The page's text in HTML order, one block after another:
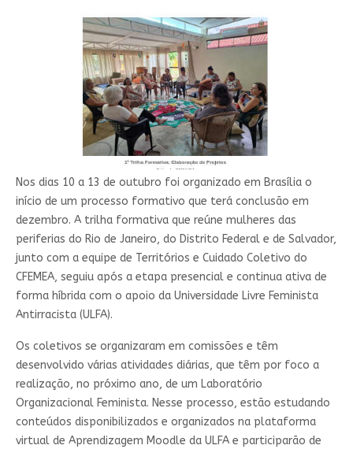
Nos dias 10 a 13 de outubro foi organizado em Brasília o
início de um processo formativo que terá conclusão em
dezembro. A trilha formativa que reúne mulheres das
periferias do Rio de Janeiro, do Distrito Federal e de Salvador,
junto com a equipe de Territórios e Cuidado Coletivo do
CFEMEA, seguiu após a etapa presencial e continua ativa de
forma híbrida com o apoio da Universidade Livre Feminista
Antirracista (ULFA).
Os coletivos se organizaram em comissões e têm
desenvolvido várias atividades diárias, que têm por foco a
realização, no próximo ano, de um Laboratório
Organizacional Feminista. Nesse processo, estão estudando
conteúdos disponibilizados e organizados na plataforma
virtual de Aprendizagem Moodle da ULFA e participarão de